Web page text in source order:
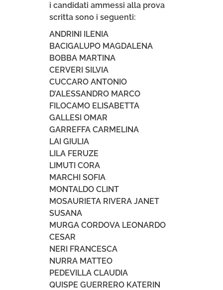
i candidati ammessi alla prova
scritta sono i seguenti:
ANDRINI ILENIA
BACIGALUPO MAGDALENA
BOBBA MARTINA
CERVERI SILVIA
CUCCARO ANTONIO
D’ALESSANDRO MARCO
FILOCAMO ELISABETTA
GALLESI OMAR
GARREFFA CARMELINA
LAI GIULIA
LILA FERUZE
LIMUTI CORA
MARCHI SOFIA
MONTALDO CLINT
MOSAURIETA RIVERA JANET
SUSANA
MURGA CORDOVA LEONARDO
CESAR
NERI FRANCESCA
NURRA MATTEO
PEDEVILLA CLAUDIA
QUISPE GUERRERO KATERIN